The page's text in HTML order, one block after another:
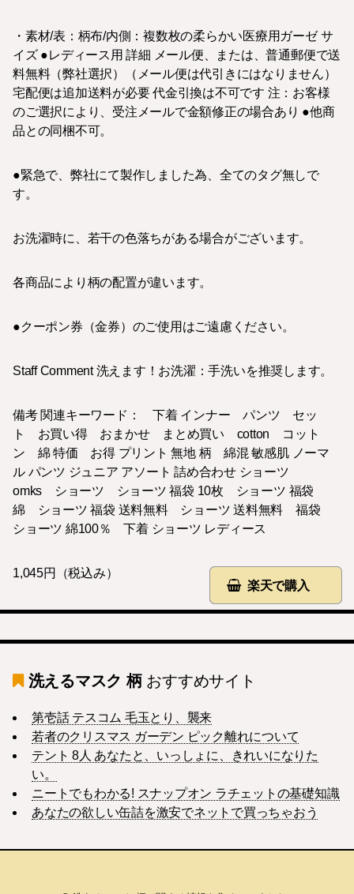
・素材/表：柄布/内側：複数枚の柔らかい医療用ガーゼ サ
イズ ●レディース用 詳細 メール便、または、普通郵便で送
料無料（弊社選択）（メール便は代引きにはなりません）
宅配便は追加送料が必要 代金引換は不可です 注：お客様
のご選択により、受注メールで金額修正の場合あり ●他商
品との同梱不可。
●緊急で、弊社にて製作しました為、全てのタグ無しで
す。
お洗濯時に、若干の色落ちがある場合がございます。
各商品により柄の配置が違います。
●クーポン券（金券）のご使用はご遠慮ください。
Staff Comment 洗えます！お洗濯：手洗いを推奨します。
備考 関連キーワード： 下着 インナー パンツ セッ
ト お買い得 おまかせ まとめ買い cotton コット
ン 綿 特価 お得 プリント 無地 柄 綿混 敏感肌 ノーマ
ル パンツ ジュニア アソート 詰め合わせ ショーツ
omks ショーツ ショーツ 福袋 10枚 ショーツ 福袋
綿 ショーツ 福袋 送料無料 ショーツ 送料無料 福袋
ショーツ 綿100％ 下着 ショーツ レディース
楽天で購入
1,045円（税込み）
洗えるマスク 柄おすすめサイト
第壱話 テスコム 毛玉とり、襲来
若者のクリスマス ガーデン ピック離れについて
テント 8人 あなたと、いっしょに、きれいになりた
い。
ニートでもわかる! スナップオン ラチェットの基礎知識
あなたの欲しい缶詰を激安でネットで買っちゃおう